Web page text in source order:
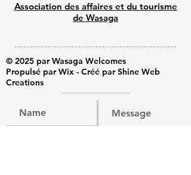
Association des affaires et du tourisme
de Wasaga
© 2025 par Wasaga Welcomes
Propulsé par Wix - Créé par Shine Web
Creations